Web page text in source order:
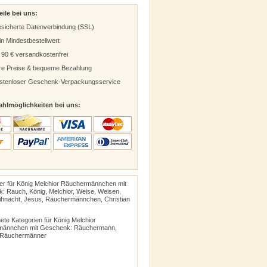
bei uns:
Datenverbindung (SSL)
Mindestbestellwert
90 € versandkostenfrei
Preise & bequeme Bezahlung
Geschenk-Verpackungsservice
bei uns:
für König Melchior Räuchermännchen mit
Rauch, König, Melchior, Weise, Weisen,
Jesus, Räuchermännchen, Christian
Kategorien für König Melchior
mit Geschenk: Räuchermann,